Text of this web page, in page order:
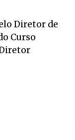
Diretor de
Curso